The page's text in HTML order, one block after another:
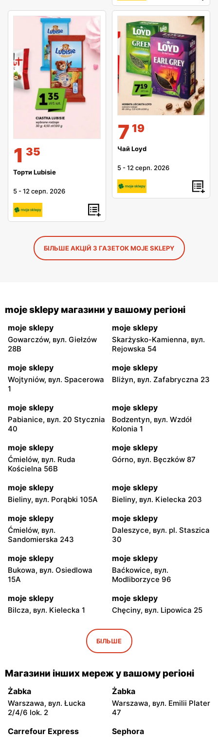
1 35
Торти Lubisie
5 -12 серп. 2026
7 19
Чай Loyd
5 -12 серп. 2026
БІЛЬШЕ АКЦІЙ З ГАЗЕТОК MOJE SKLEPY
moje sklepy магазини у вашому регіоні
moje sklepy
Gowarczów, вул. Giełzów
28B
moje sklepy
Skarżysko-Kamienna, вул.
Rejowska 54
moje sklepy
Wojtyniów, вул. Spacerowa
1
moje sklepy
Bliżyn, вул. Zafabryczna 23
moje sklepy
Pabianice, вул. 20 Stycznia
40
moje sklepy
Bodzentyn, вул. Wzdół
Kolonia 1
moje sklepy
Ćmielów, вул. Ruda
Kościelna 56B
moje sklepy
Górno, вул. Bęczków 87
moje sklepy
Bieliny, вул. Porąbki 105A
moje sklepy
Bieliny, вул. Kielecka 203
moje sklepy
Ćmielów, вул.
Sandomierska 243
moje sklepy
Daleszyce, вул. pl. Staszica
30
moje sklepy
Bukowa, вул. Osiedlowa
15A
moje sklepy
Baćkowice, вул.
Modliborzyce 96
moje sklepy
Bilcza, вул. Kielecka 1
moje sklepy
Chęciny, вул. Lipowica 25
Iwaniska, вул. Ujazdowska
moje sklepy
Bogoria, вул. Rynek 30
moje sklepy
Gorzyce, вул. Szkolna 44
moje sklepy
Grębów, вул. Wydrza 180
moje sklepy
Jadachy, вул. Jadachy 111
moje sklepy
Jeżowe, вул. Zalesie 77
moje sklepy moje sklepy
БІЛЬШЕ
Магазини інших мереж у вашому регіоні
Żabka
Warszawa, вул. Łucka
2/4/6 lok. 2
Żabka
Warszawa, вул. Emilii Plater
47
Carrefour Express Sephora